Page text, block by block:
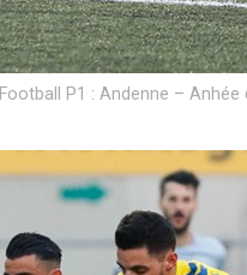
P1 : Andenne – Anhée